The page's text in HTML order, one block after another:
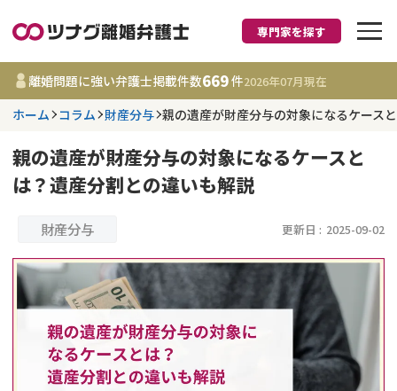
離婚に強い弁護士
都道府県を選択
事務所 669
更新日 :
離婚前相談
離婚裁判
費用相場
コラム
専門家を探す
離婚問題に強い弁護士掲載件数669件2026年07月現在
ホーム コラム 財産分与 親の遺産が財産分与の対象になるケース
親の遺産が財産分与の対象になるケースと
は？遺産分割との違いも解説
財産分与 更新日 : 2025-09-02